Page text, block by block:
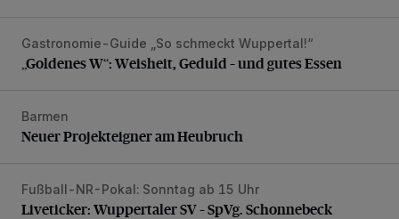
„Goldenes W“: Weisheit, Geduld – und gutes Essen
Gastronomie-Guide „So schmeckt Wuppertal!“
„Goldenes W“: Weisheit, Geduld – und gutes Essen
Neuer Projekteigner am Heubruch
Barmen
Neuer Projekteigner am Heubruch
Liveticker: Wuppertaler SV – SpVg. Schonnebeck
Fußball-NR-Pokal: Sonntag ab 15 Uhr
Liveticker: Wuppertaler SV – SpVg. Schonnebeck